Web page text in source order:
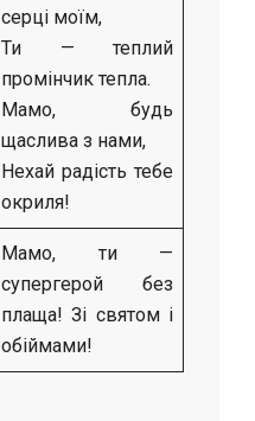
серці моїм,
Ти — теплий
промінчик тепла.
Мамо, будь
щаслива з нами,
Нехай радість тебе
окриля!
Мамо, ти —
супергерой без
плаща! Зі святом і
обіймами!